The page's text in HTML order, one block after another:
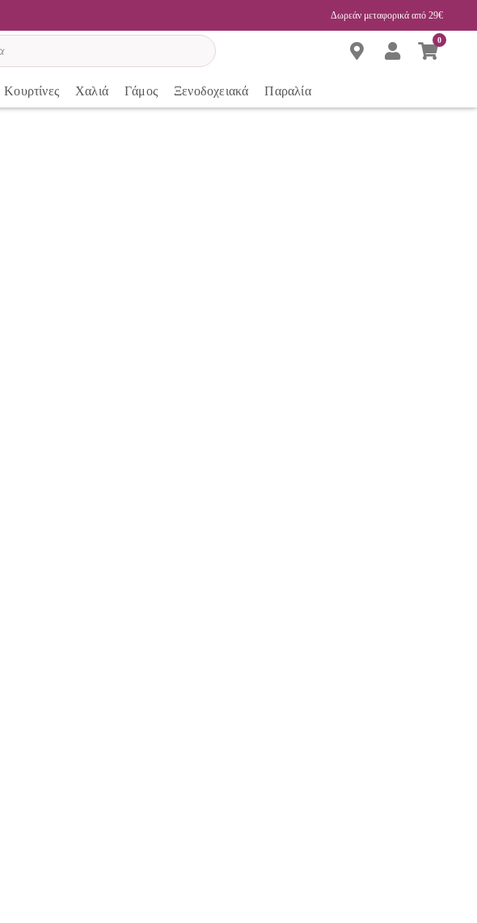
Δωρεάν μεταφορικά από 29€
0
Κουρτίνες Χαλιά Γάμος Ξενοδοχειακά Παραλία